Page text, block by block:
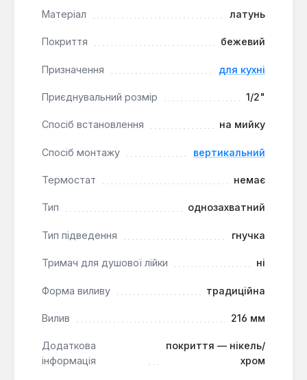
Матеріал латунь
Покриття бежевий
Призначення для кухні
Приєднувальний розмір 1/2"
Спосіб встановлення на мийку
Спосіб монтажу вертикальний
Термостат немає
Тип однозахватний
Тип підведення гнучка
Тримач для душової лійки ні
Форма виливу традиційна
Вилив 216 мм
Додаткова
інформація
покриття — нікель/
хром